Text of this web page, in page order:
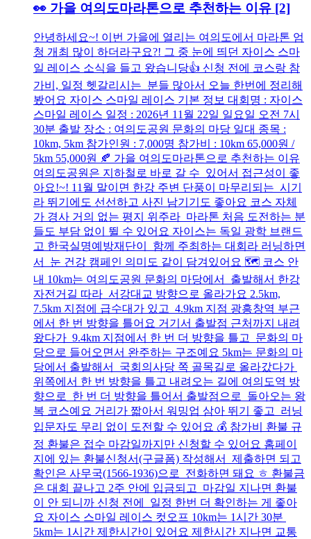
👀 가을 여의도마라톤으로 추천하는 이유 [2]
안녕하세요~! 이번 가을에 열리는 여의도에서 마라톤 엄
청 개최 많이 하더라구요?! 그 중 눈에 띄던 자이스 스마
일 레이스 소식을 들고 왔습니당👍 신청 전에 코스랑 참
가비, 일정 헷갈리시는 분들 많아서 오늘 한번에 정리해
봤어요 자이스 스마일 레이스 기본 정보 대회명 : 자이스
스마일 레이스 일정 : 2026년 11월 22일 일요일 오전 7시
30분 출발 장소 : 여의도공원 문화의 마당 일대 종목 :
10km, 5km 참가인원 : 7,000명 참가비 : 10km 65,000원 /
5km 55,000원 🍂 가을 여의도마라톤으로 추천하는 이유
여의도공원은 지하철로 바로 갈 수 있어서 접근성이 좋
아요!~! 11월 말이면 한강 주변 단풍이 마무리되는 시기
라 뛰기에도 선선하고 사진 남기기도 좋아요 코스 자체
가 경사 거의 없는 평지 위주라 마라톤 처음 도전하는 분
들도 부담 없이 뛸 수 있어요 자이스는 독일 광학 브랜드
고 한국실명예방재단이 함께 주최하는 대회라 러닝하면
서 눈 건강 캠페인 의미도 같이 담겨있어요 🗺️ 코스 안
내 10km는 여의도공원 문화의 마당에서 출발해서 한강
자전거길 따라 서강대교 방향으로 올라가요 2.5km,
7.5km 지점에 급수대가 있고 4.9km 지점 광흥창역 부근
에서 한 번 방향을 틀어요 거기서 출발점 근처까지 내려
왔다가 9.4km 지점에서 한 번 더 방향을 틀고 문화의 마
당으로 들어오면서 완주하는 구조예요 5km는 문화의 마
당에서 출발해서 국회의사당 쪽 골목길로 올라갔다가
위쪽에서 한 번 방향을 틀고 내려오는 길에 여의도역 방
향으로 한 번 더 방향을 틀어서 출발점으로 돌아오는 왕
복 코스예요 거리가 짧아서 워밍업 삼아 뛰기 좋고 러닝
입문자도 무리 없이 도전할 수 있어요 💰 참가비 환불 규
정 환불은 접수 마감일까지만 신청할 수 있어요 홈페이
지에 있는 환불신청서(구글폼) 작성해서 제출하면 되고
확인은 사무국(1566-1936)으로 전화하면 돼요 ㅎ 환불금
은 대회 끝나고 2주 안에 입금되고 마감일 지나면 환불
이 안 되니까 신청 전에 일정 한번 더 확인하는 게 좋아
요 자이스 스마일 레이스 컷오프 10km는 1시간 30분
5km는 1시간 제한시간이 있어요 제한시간 지나면 교통